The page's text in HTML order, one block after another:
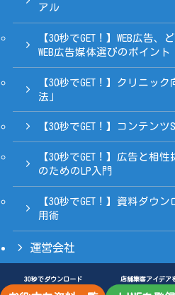
30秒でダウンロード 店舗集客アイデア
アル
【30秒でGET！】WEB広告
WEB広告媒体選びのポイント
【30秒でGET！】クリニッ
法」
【30秒でGET！】コンテンツ
【30秒でGET！】広告と相
のためのLP入門
【30秒でGET！】資料ダウ
用術
運営会社